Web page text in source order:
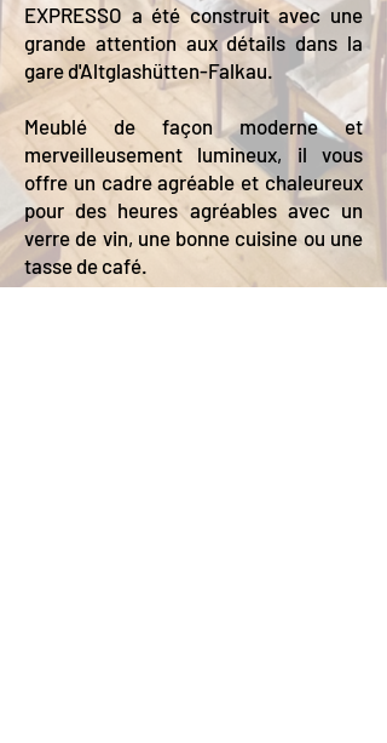
EXPRESSO a été construit avec une
grande attention aux détails dans la
gare d'Altglashütten-Falkau.
Meublé de façon moderne et
merveilleusement lumineux, il vous
offre un cadre agréable et chaleureux
pour des heures agréables avec un
verre de vin, une bonne cuisine ou une
tasse de café.